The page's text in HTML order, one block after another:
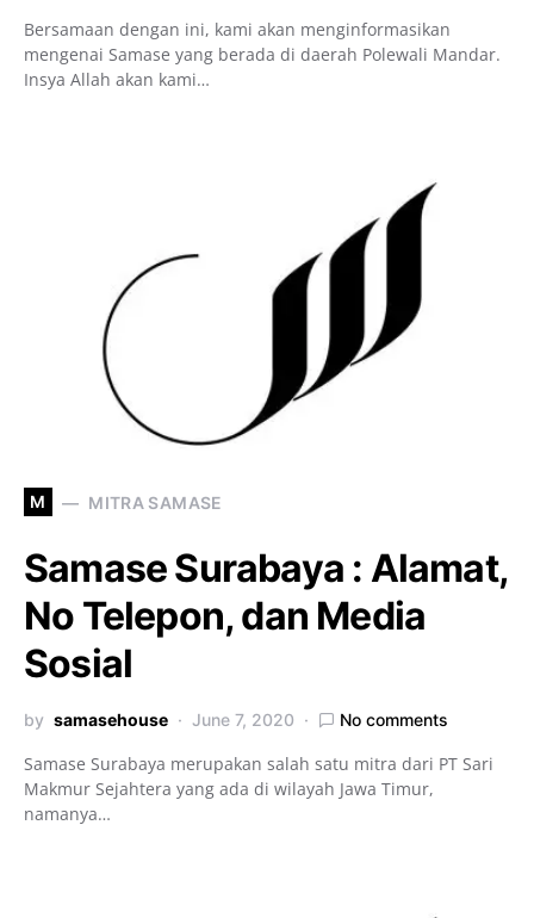
Bersamaan dengan ini, kami akan menginformasikan
mengenai Samase yang berada di daerah Polewali Mandar.
Insya Allah akan kami…
M MITRA SAMASE
Samase Surabaya : Alamat,
No Telepon, dan Media
Sosial
by samasehouse June 7, 2020 No comments
Samase Surabaya merupakan salah satu mitra dari PT Sari
Makmur Sejahtera yang ada di wilayah Jawa Timur,
namanya…